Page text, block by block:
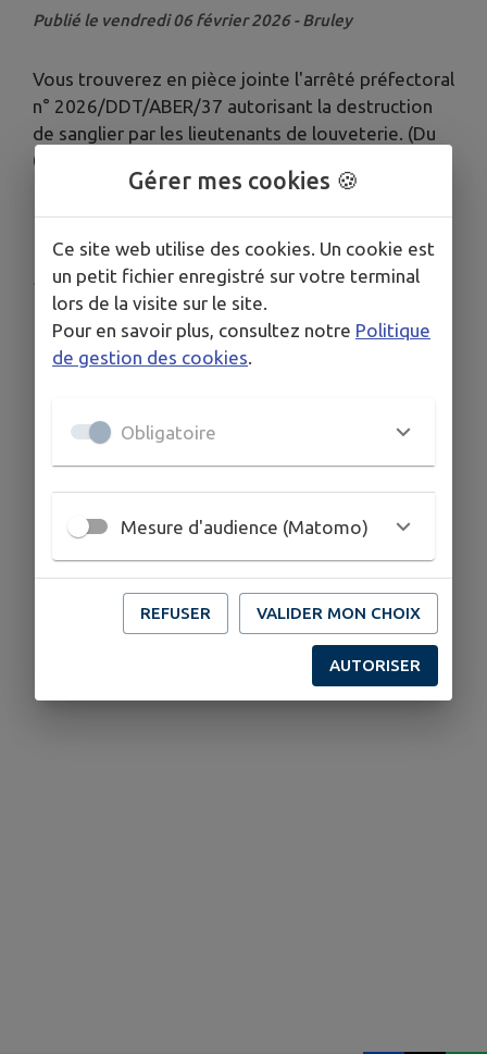
Publié le vendredi 06 février 2026 - Bruley
Vous trouverez en pièce jointe l'arrêté préfectoral
n° 2026/DDT/ABER/37 autorisant la destruction
de sanglier par les lieutenants de louveterie. (Du
03/02/2026 au 31/03/2026)
Télécharger la pièce jointe
Publié par Municipalité de Bruley
Gérer mes cookies 🍪
Ce site web utilise des cookies. Un cookie est
un petit fichier enregistré sur votre terminal
lors de la visite sur le site.
Pour en savoir plus, consultez notre Politique
de gestion des cookies.
Obligatoire
Mesure d'audience (Matomo)
REFUSER VALIDER MON CHOIX
AUTORISER